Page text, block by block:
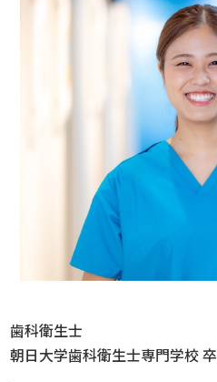
歯科衛生士
朝日大学歯科衛生士専門学校 卒